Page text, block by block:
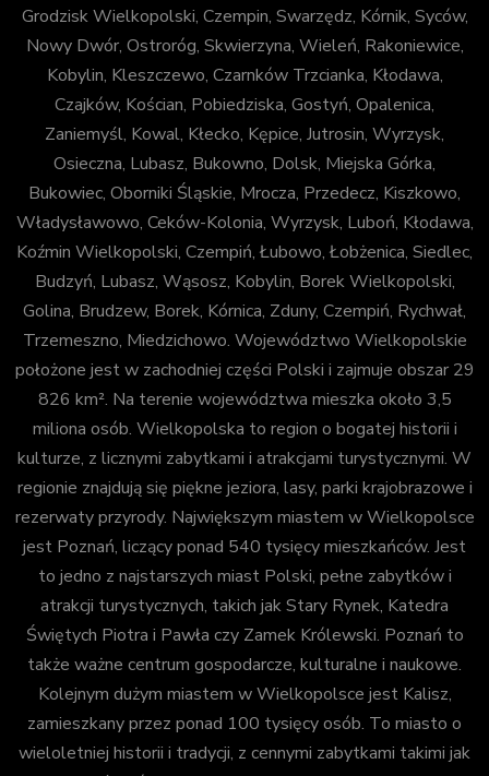
Grodzisk Wielkopolski, Czempin, Swarzędz, Kórnik, Syców,
Nowy Dwór, Ostroróg, Skwierzyna, Wieleń, Rakoniewice,
Kobylin, Kleszczewo, Czarnków Trzcianka, Kłodawa,
Czajków, Kościan, Pobiedziska, Gostyń, Opalenica,
Zaniemyśl, Kowal, Kłecko, Kępice, Jutrosin, Wyrzysk,
Osieczna, Lubasz, Bukowno, Dolsk, Miejska Górka,
Bukowiec, Oborniki Śląskie, Mrocza, Przedecz, Kiszkowo,
Władysławowo, Ceków-Kolonia, Wyrzysk, Luboń, Kłodawa,
Koźmin Wielkopolski, Czempiń, Łubowo, Łobżenica, Siedlec,
Budzyń, Lubasz, Wąsosz, Kobylin, Borek Wielkopolski,
Golina, Brudzew, Borek, Kórnica, Zduny, Czempiń, Rychwał,
Trzemeszno, Miedzichowo. Województwo Wielkopolskie
położone jest w zachodniej części Polski i zajmuje obszar 29
826 km². Na terenie województwa mieszka około 3,5
miliona osób. Wielkopolska to region o bogatej historii i
kulturze, z licznymi zabytkami i atrakcjami turystycznymi. W
regionie znajdują się piękne jeziora, lasy, parki krajobrazowe i
rezerwaty przyrody. Największym miastem w Wielkopolsce
jest Poznań, liczący ponad 540 tysięcy mieszkańców. Jest
to jedno z najstarszych miast Polski, pełne zabytków i
atrakcji turystycznych, takich jak Stary Rynek, Katedra
Świętych Piotra i Pawła czy Zamek Królewski. Poznań to
także ważne centrum gospodarcze, kulturalne i naukowe.
Kolejnym dużym miastem w Wielkopolsce jest Kalisz,
zamieszkany przez ponad 100 tysięcy osób. To miasto o
wieloletniej historii i tradycji, z cennymi zabytkami takimi jak